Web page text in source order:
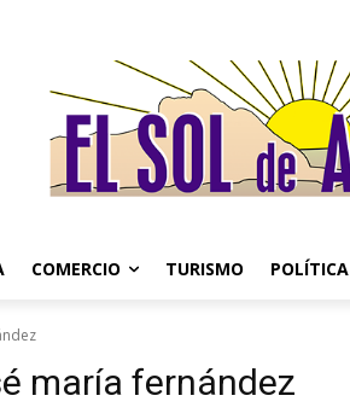
COMERCIO TURISMO POLÍTICA
maría fernández